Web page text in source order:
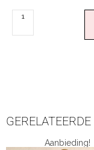
Aanbieding!